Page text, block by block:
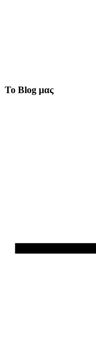
Το Blog μας